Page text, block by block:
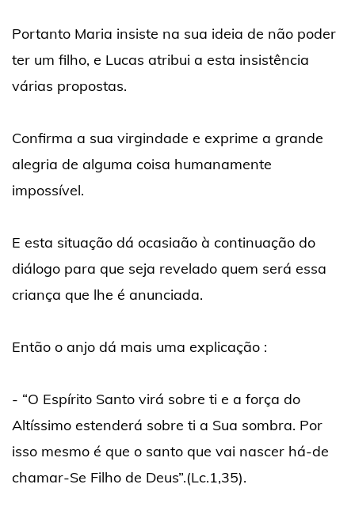
Portanto Maria insiste na sua ideia de não poder
ter um filho, e Lucas atribui a esta insistência
várias propostas.
Confirma a sua virgindade e exprime a grande
alegria de alguma coisa humanamente
impossível.
E esta situação dá ocasiaão à continuação do
diálogo para que seja revelado quem será essa
criança que lhe é anunciada.
Então o anjo dá mais uma explicação :
- “O Espírito Santo virá sobre ti e a força do
Altíssimo estenderá sobre ti a Sua sombra. Por
isso mesmo é que o santo que vai nascer há-de
chamar-Se Filho de Deus”.(Lc.1,35).